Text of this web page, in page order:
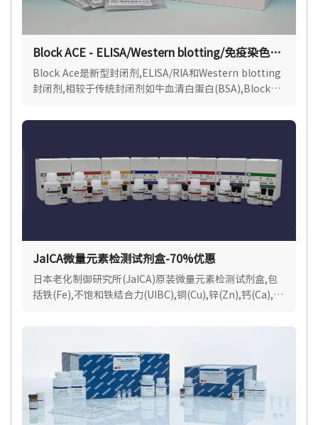
Block ACE - ELISA/Western blotting/免疫染色封
闭剂
Block Ace是新型封闭剂,ELISA/RIA和Western blotting
封闭剂,相较于传统封闭剂如牛血清白蛋白(BSA),Block
果.
JaICA微量元素检测试剂盒-70%优惠
日本老化制御研究所(JaICA)原装微量元素检测试剂盒,包
括铁(Fe),不饱和铁结合力(UIBC),铜(Cu),锌(Zn),钙(Ca),镁